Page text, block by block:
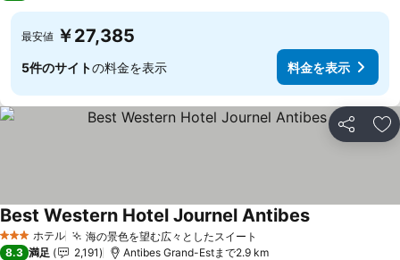
最安値 ￥27,385
5件のサイトの料金を表示 料金を表示
シェア お
3 ホテルのランク
ホテル 海の景色を望む広々としたスイート
Best Western Hotel Journel Antibes
8.3 満足 2,191 Antibes Grand-Estまで2.9 km